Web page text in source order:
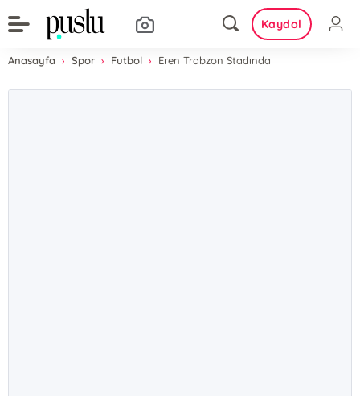
Kaydol
Anasayfa Spor Futbol Eren Trabzon Stadında